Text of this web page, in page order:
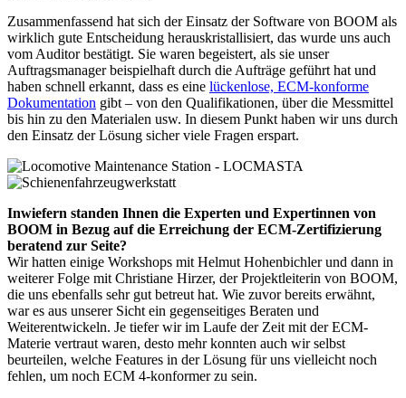
Zusammenfassend hat sich der Einsatz der Software von BOOM als
wirklich gute Entscheidung herauskristallisiert, das wurde uns auch
vom Auditor bestätigt. Sie waren begeistert, als sie unser
Auftragsmanager beispielhaft durch die Aufträge geführt hat und
haben schnell erkannt, dass es eine lückenlose, ECM-konforme
Dokumentation gibt – von den Qualifikationen, über die Messmittel
bis hin zu den Materialen usw. In diesem Punkt haben wir uns durch
den Einsatz der Lösung sicher viele Fragen erspart.
Inwiefern standen Ihnen die Experten und Expertinnen von
BOOM in Bezug auf die Erreichung der ECM-Zertifizierung
beratend zur Seite?
Wir hatten einige Workshops mit Helmut Hohenbichler und dann in
weiterer Folge mit Christiane Hirzer, der Projektleiterin von BOOM,
die uns ebenfalls sehr gut betreut hat. Wie zuvor bereits erwähnt,
war es aus unserer Sicht ein gegenseitiges Beraten und
Weiterentwickeln. Je tiefer wir im Laufe der Zeit mit der ECM-
Materie vertraut waren, desto mehr konnten auch wir selbst
beurteilen, welche Features in der Lösung für uns vielleicht noch
fehlen, um noch ECM 4-konformer zu sein.